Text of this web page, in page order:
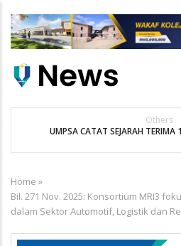
main
Main
Others
UMPSA CATAT SEJARAH TERIMA
Breadcrumb
Home »
Bil. 271 Nov. 2025: Konsortium MRI3
dalam Sektor Automotif, Logistik dan